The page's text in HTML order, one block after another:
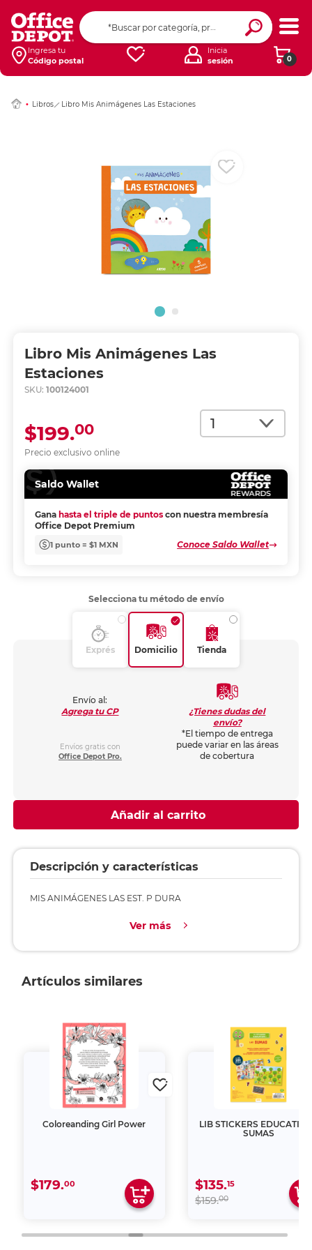
Ingresa tu
Código postal
0
Inicia
sesión
Libros Libro Mis Animágenes Las Estaciones
Libro Mis Animágenes Las
Estaciones
SKU: 100124001
Cantidad
Precio exclusivo online
$199.00
Saldo Wallet
Gana hasta el triple de puntos con nuestra membresía
Office Depot Premium
1 punto = $1 MXN Conoce Saldo Wallet
Ingresar Codigo
Selecciona tu método de envío
Exprés Domicilio Tienda
Envío al:
Agrega tu CP
Envíos gratis con
Office Depot Pro.
¿Tienes dudas del
envío?
*El tiempo de entrega
puede variar en las áreas
de cobertura
Añadir al carrito
Descripción y características
MIS ANIMÁGENES LAS EST. P DURA
Ver más
Artículos similares
Coloreanding Girl Power
$179.00
LIB STICKERS
SUMAS
$135.15
$159.00